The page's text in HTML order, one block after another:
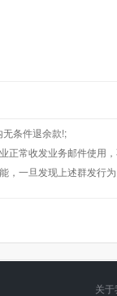
条件退余款!;
正常收发业务邮件使用
，一旦发现上述群发行
关于